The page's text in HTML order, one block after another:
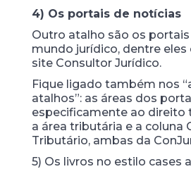
4) Os portais de notícias
Outro atalho são os
mundo jurídico, dentre
site Consultor Jurídico.
Fique ligado também nos
atalhos”: as áreas dos
especificamente ao direito
a área tributária e a coluna
Tributário, ambas da
5) Os livros no estilo cases